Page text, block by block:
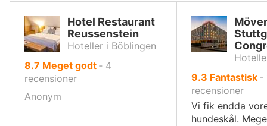
Hotel Restaurant
Reussenstein
Hoteller i Böblingen
8.7 ud
af
Meget godt ‐ 4
recensioner
Anonym
9.3 ud
af
10,
Fantastisk ‐
recensioner
Vi fik endda
hundeskål.